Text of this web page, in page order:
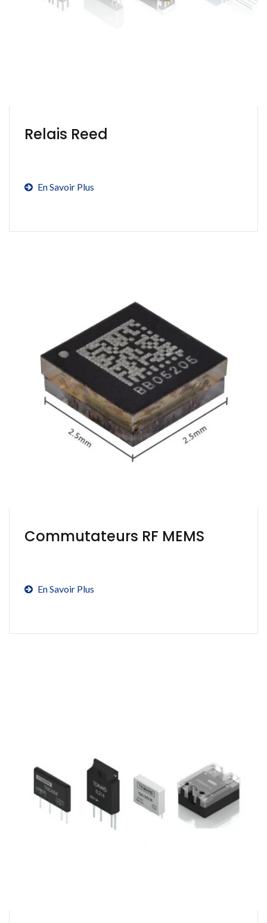
Relais Reed
En Savoir Plus
Commutateurs RF MEMS
En Savoir Plus